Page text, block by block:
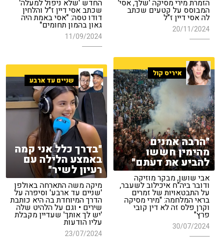
הזמרת מירי מסיקה 'שלך, אסי'
המבוסס על קטעים שכתב
לה אסי דיין ז"ל
20/11/2024
החדש 'שלא ניפול למעלה'
שכתב אסי דיין ז"ל והלחין
דודו טסה: "אסי באמת היה
גאון בהמון תחומים"
11/09/2024
איריס קול
"הרבה אמנים
מהימין חששו
להביע את דעתם"
אבי שושן, מבקר מוזיקה
ודובר ביה"ח איכילוב לשעבר,
על התבטאויות של זמרים
בראי המלחמה: "מירי מסיקה
וקרן פלס זה לא דין קובי
פרץ"
30/07/2024
שניים עד ארבע
"בדרך כלל אני קמה
באמצע הלילה עם
רעיון לשיר"
מיקה משה התארחה באולפן
'שניים עד ארבע' וסיפרה על
הדרך המיוחדת בה היא כותבת
שירים • וגם על הלהיט שלה
'יש לך אותך' שעדיין מקבלת
עליו הודעות
23/07/2024